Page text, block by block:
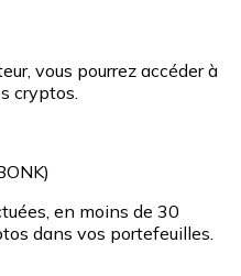
vous pourrez accéder à
cryptos.
en moins de 30
dans vos portefeuilles.